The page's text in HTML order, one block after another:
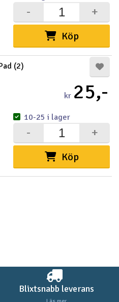
Köp
+
-
(2)
kr 25,-
Köp
+
-
10-25 i lager
Blixtsnabb leverans